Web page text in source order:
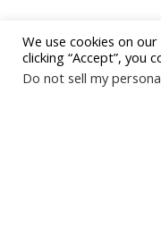
We use cookies on
clicking “Accept”, you
Do not sell my